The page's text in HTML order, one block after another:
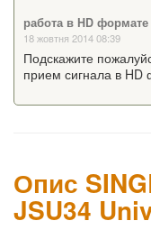
работа в HD формате
18 жовтня 2014 08:39
Подскажите
прием сигнала в
Опис
JSU34